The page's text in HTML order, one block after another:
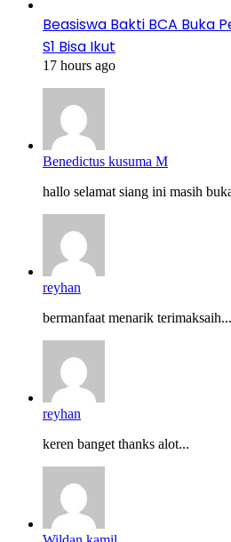
Beasiswa Bakti BCA Buka
S1 Bisa Ikut
17 hours ago
Benedictus kusuma M
hallo selamat siang ini masih
reyhan
bermanfaat menarik terimaksaih...
reyhan
keren banget thanks alot...